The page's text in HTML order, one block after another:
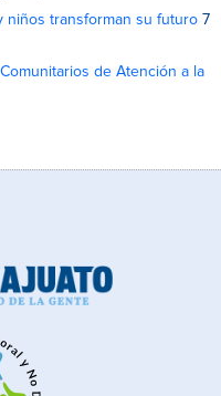
niños transforman su futuro 7
de Atención a la